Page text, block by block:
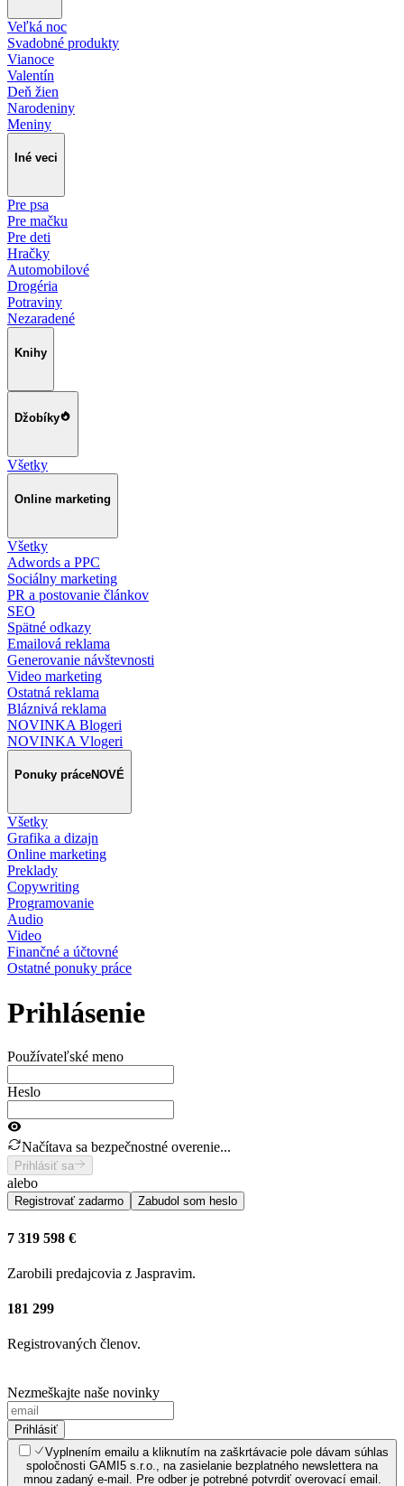
Veľká noc
Svadobné produkty
Vianoce
Valentín
Deň žien
Narodeniny
Meniny
Iné veci
Pre psa
Pre mačku
Pre deti
Hračky
Automobilové
Drogéria
Potraviny
Nezaradené
Knihy
Džobíky
Všetky
Online marketing
Všetky
Adwords a PPC
Sociálny marketing
PR a postovanie článkov
SEO
Spätné odkazy
Emailová reklama
Generovanie návštevnosti
Video marketing
Ostatná reklama
Bláznivá reklama
NOVINKA Blogeri
NOVINKA Vlogeri
Ponuky práceNOVÉ
Všetky
Grafika a dizajn
Online marketing
Preklady
Copywriting
Programovanie
Audio
Video
Finančné a účtovné
Ostatné ponuky práce
Prihlásenie
Používateľské meno
Heslo
Načítava sa bezpečnostné overenie...
Prihlásiť sa
alebo
Registrovať zadarmo Zabudol som heslo
7 319 598 €
Zarobili predajcovia z Jaspravim.
181 299
Registrovaných členov.
Nezmeškajte naše novinky
Prihlásiť
Vyplnením emailu a kliknutím na zaškrtávacie pole dávam súhlas
spoločnosti GAMI5 s.r.o., na zasielanie bezplatného newslettera na
mnou zadaný e-mail. Pre odber je potrebné potvrdiť overovací email.